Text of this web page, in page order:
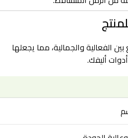
الفعالية والجمالية، مما يجعلها
أليفك.